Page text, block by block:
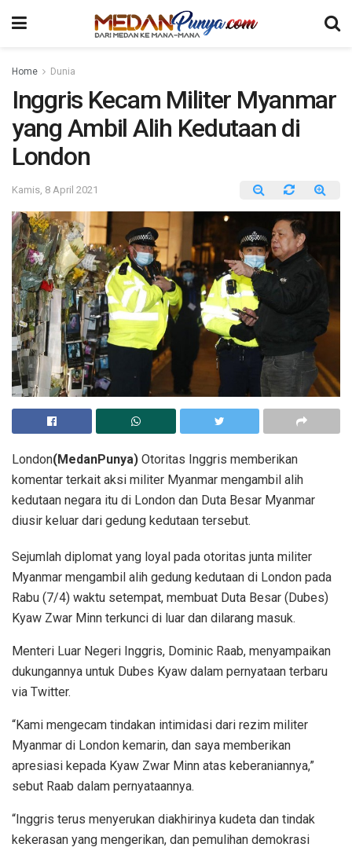
Home Dunia
Inggris Kecam Militer Myanmar
yang Ambil Alih Kedutaan di
London
Kamis, 8 April 2021
London(MedanPunya) Otoritas Inggris memberikan
komentar terkait aksi militer Myanmar mengambil alih
kedutaan negara itu di London dan Duta Besar Myanmar
diusir keluar dari gedung kedutaan tersebut.
Sejumlah diplomat yang loyal pada otoritas junta militer
Myanmar mengambil alih gedung kedutaan di London pada
Rabu (7/4) waktu setempat, membuat Duta Besar (Dubes)
Kyaw Zwar Minn terkunci di luar dan dilarang masuk.
Menteri Luar Negeri Inggris, Dominic Raab, menyampaikan
dukungannya untuk Dubes Kyaw dalam pernyataan terbaru
via Twitter.
“Kami mengecam tindakan intimidasi dari rezim militer
Myanmar di London kemarin, dan saya memberikan
apresiasi kepada Kyaw Zwar Minn atas keberaniannya,”
sebut Raab dalam pernyataannya.
“Inggris terus menyerukan diakhirinya kudeta dan tindak
kekerasan yang mengerikan, dan pemulihan demokrasi